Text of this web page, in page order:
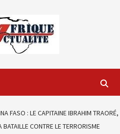
FASO : LE CAPITAINE IBRAHIM TRAORÉ,
CONTRE LE TERRORISME